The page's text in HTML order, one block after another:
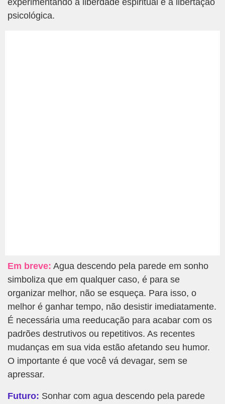
experimentando a liberdade espiritual e a libertação
psicológica.
Em breve: Agua descendo pela parede em sonho
simboliza que em qualquer caso, é para se
organizar melhor, não se esqueça. Para isso, o
melhor é ganhar tempo, não desistir imediatamente.
É necessária uma reeducação para acabar com os
padrões destrutivos ou repetitivos. As recentes
mudanças em sua vida estão afetando seu humor.
O importante é que você vá devagar, sem se
apressar.
Futuro: Sonhar com agua descendo pela parede